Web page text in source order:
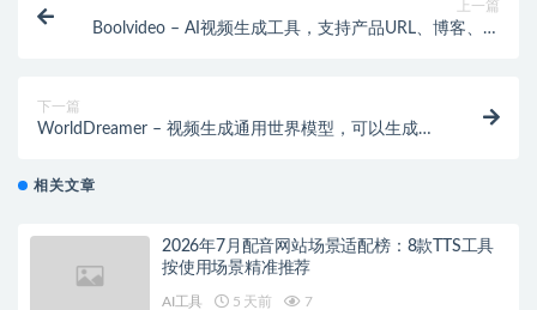
上一篇
Boolvideo – AI视频生成工具，支持产品URL、博客、脚
下一篇
WorldDreamer – 视频生成通用世界模型，可以生成超
相关文章
2026年7月配音网站场景适配榜：8款TTS工具
按使用场景精准推荐
AI工具 5 天前 7